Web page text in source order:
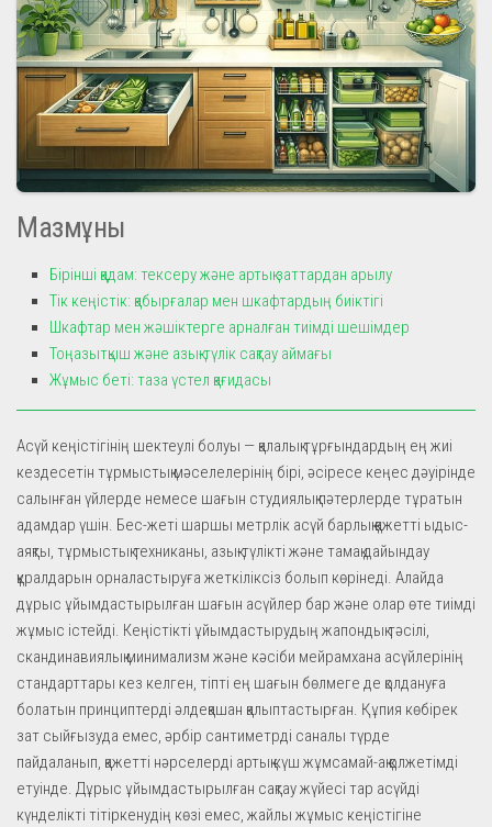
Мазмұны
Бірінші қадам: тексеру және артық заттардан арылу
Тік кеңістік: қабырғалар мен шкафтардың биіктігі
Шкафтар мен жәшіктерге арналған тиімді шешімдер
Тоңазытқыш және азық-түлік сақтау аймағы
Жұмыс беті: таза үстел қағидасы
Асүй кеңістігінің шектеулі болуы — қалалық тұрғындардың ең жиі
кездесетін тұрмыстық мәселелерінің бірі, әсіресе кеңес дәуірінде
салынған үйлерде немесе шағын студиялық пәтерлерде тұратын
адамдар үшін. Бес-жеті шаршы метрлік асүй барлық қажетті ыдыс-
аяқты, тұрмыстық техниканы, азық-түлікті және тамақ дайындау
құралдарын орналастыруға жеткіліксіз болып көрінеді. Алайда
дұрыс ұйымдастырылған шағын асүйлер бар және олар өте тиімді
жұмыс істейді. Кеңістікті ұйымдастырудың жапондық тәсілі,
скандинавиялық минимализм және кәсіби мейрамхана асүйлерінің
стандарттары кез келген, тіпті ең шағын бөлмеге де қолдануға
болатын принциптерді әлдеқашан қалыптастырған. Құпия көбірек
зат сыйғызуда емес, әрбір сантиметрді саналы түрде
пайдаланып, қажетті нәрселерді артық күш жұмсамай-ақ қолжетімді
етуінде. Дұрыс ұйымдастырылған сақтау жүйесі тар асүйді
күнделікті тітіркенудің көзі емес, жайлы жұмыс кеңістігіне